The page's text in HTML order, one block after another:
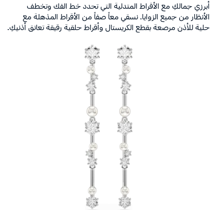
أبرزي جمالكِ مع الأقراط المتدلية التي تحدد خط الفك وتخطف
الأنظار من جميع الزوايا. نسقي معاً صفاً من الأقراط المذهلة مع
حلية للأذن مرصعة بقطع الكريستال وأقراط حلقية رقيقة تعانق أذنيكِ.